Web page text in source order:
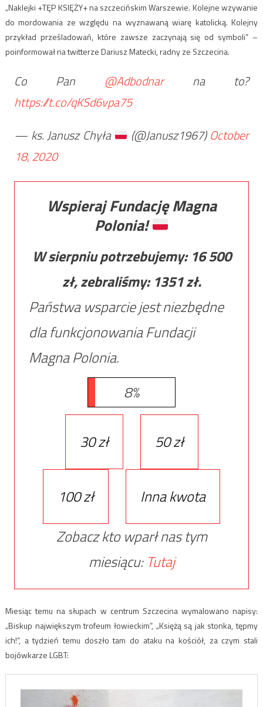
„Naklejki +TĘP KSIĘŻY+ na szczecińskim Warszewie. Kolejne wzywanie
do mordowania ze względu na wyznawaną wiarę katolicką. Kolejny
przykład prześladowań, które zawsze zaczynają się od symboli” –
poinformował na twitterze Dariusz Matecki, radny ze Szczecina.
Co Pan @Adbodnarna to?
https://t.co/qKSd6vpa75
— ks. Janusz Chyła
(@Janusz1967)October
18, 2020
Wspieraj Fundację Magna
Polonia!
W sierpniu potrzebujemy: 16 500
zł, zebraliśmy: 1351zł.
Państwa wsparcie jest niezbędne
dla funkcjonowania Fundacji
Magna Polonia.
8%
30 zł 50 zł
100 zł
Inna kwota
Zobacz kto wparł nas tym
miesiącu: Tutaj
Miesiąc temu na słupach w centrum Szczecina wymalowano napisy:
„Biskup największym trofeum łowieckim”, „Księżą są jak stonka, tępmy
ich!”, a tydzień temu doszło tam do ataku na kościół, za czym stali
bojówkarze LGBT: